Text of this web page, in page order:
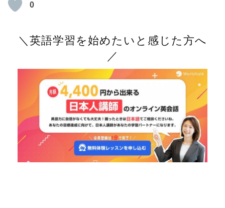
0
＼英語学習を始めたいと感じた方へ
／